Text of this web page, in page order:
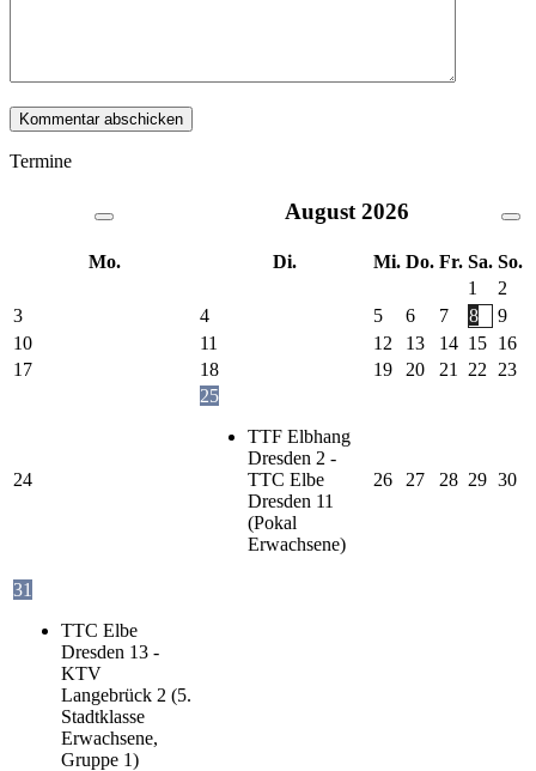
Termine
August 2026
Mo. Di. Mi. Do. Fr. Sa. So.
1
2
3
4 5 6 7 8
9
10
11 12 13 14 15 16
17
18 19 20 21 22 23
24
25
TTF Elbhang
Dresden 2 -
TTC Elbe
Dresden 11
(Pokal
Erwachsene)
26 27 28 29 30
31
TTC Elbe
Dresden 13 -
KTV
Langebrück 2 (5.
Stadtklasse
Erwachsene,
Gruppe 1)